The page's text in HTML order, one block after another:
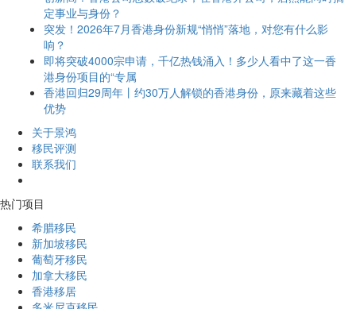
定事业与身份？
突发！2026年7月香港身份新规“悄悄”落地，对您有什么影
响？
即将突破4000宗申请，千亿热钱涌入！多少人看中了这一香
港身份项目的“专属
香港回归29周年丨约30万人解锁的香港身份，原来藏着这些
优势
关于景鸿
移民评测
联系我们
热门项目
希腊移民
新加坡移民
葡萄牙移民
加拿大移民
香港移居